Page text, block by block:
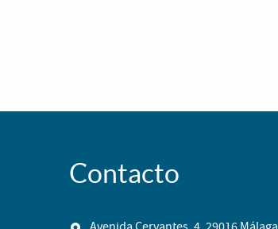
Contacto